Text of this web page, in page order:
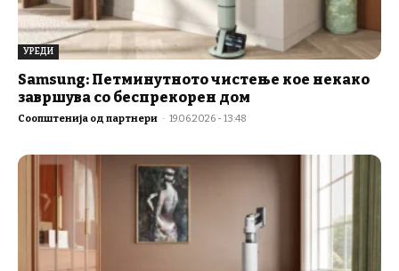
УРЕДИ
Samsung: Петминутното чистење кое некако
завршува со беспрекорен дом
Соопштенија од партнери - 19.06.2026 - 13:48